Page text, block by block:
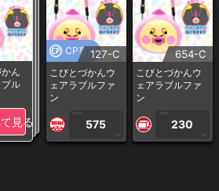
ん
ル
見る
CP専用127-C
こびとづかんウ
ェアラブルファ
ン
1PLAY
575
CP
654-C
こびとづかんウ
ェアラブルファ
ン
1PLAY
230
CP